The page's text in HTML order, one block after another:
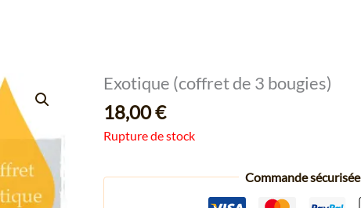
Exotique (coffret de 3 bougies)
18,00€
Rupture de stock
Commande sécurisée